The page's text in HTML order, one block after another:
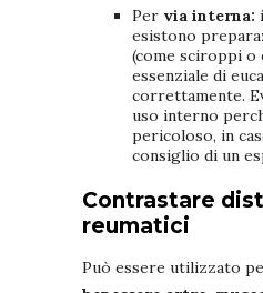
Per via interna:
esistono
(come sciroppi o
essenziale di
correttamente.
uso interno
pericoloso, in
consiglio di un
Contrastare
reumatici
Può essere utilizzato